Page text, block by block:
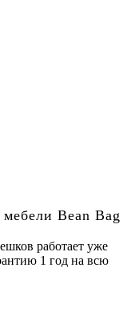
Bean Bag
работает уже
1 год на всю